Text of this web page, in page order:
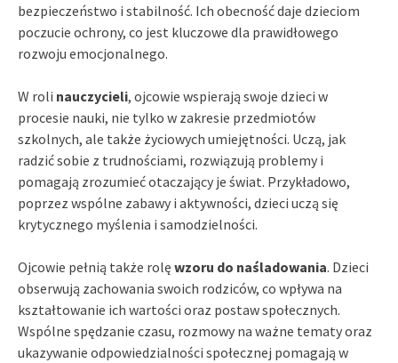
bezpieczeństwo i stabilność. Ich obecność daje dzieciom
poczucie ochrony, co jest kluczowe dla prawidłowego
rozwoju emocjonalnego.
W roli nauczycieli, ojcowie wspierają swoje dzieci w
procesie nauki, nie tylko w zakresie przedmiotów
szkolnych, ale także życiowych umiejętności. Uczą, jak
radzić sobie z trudnościami, rozwiązują problemy i
pomagają zrozumieć otaczający je świat. Przykładowo,
poprzez wspólne zabawy i aktywności, dzieci uczą się
krytycznego myślenia i samodzielności.
Ojcowie pełnią także rolę wzoru do naśladowania. Dzieci
obserwują zachowania swoich rodziców, co wpływa na
kształtowanie ich wartości oraz postaw społecznych.
Wspólne spędzanie czasu, rozmowy na ważne tematy oraz
ukazywanie odpowiedzialności społecznej pomagają w